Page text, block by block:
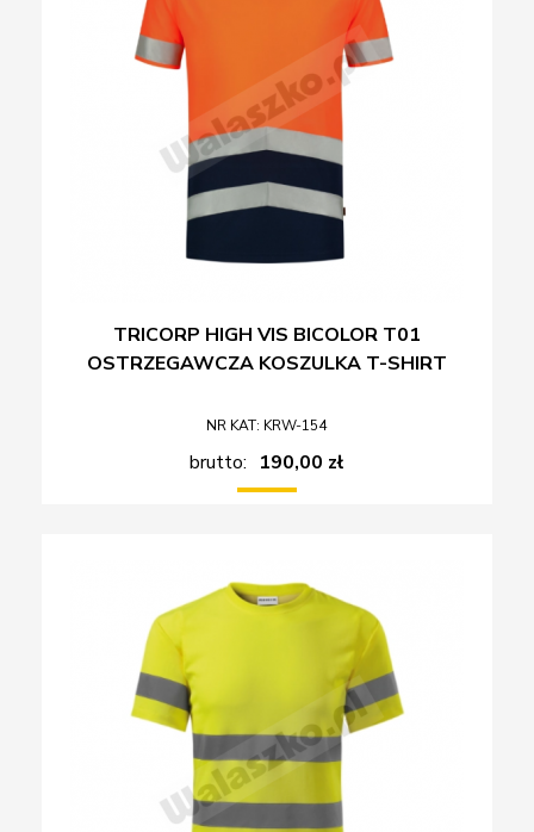
TRICORP HIGH VIS BICOLOR T01
OSTRZEGAWCZA KOSZULKA T-SHIRT
NR KAT: KRW-154
brutto: 190,00 zł